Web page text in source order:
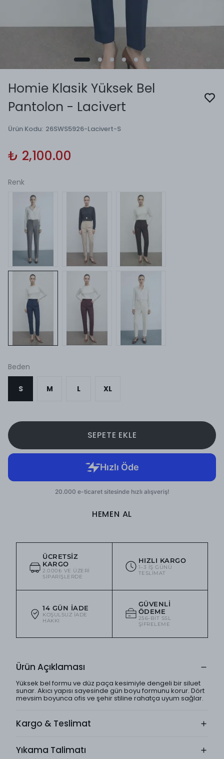
Homie Klasik Yüksek Bel
Pantolon - Lacivert
Ürün Kodu: 26SWS5926-Lacivert-S
₺ 2,100.00
Renk
Beden
S M L XL
SEPETE EKLE
HEMEN AL
ÜCRETSIZ
KARGO
2.000₺ VE ÜZERI
SIPARIŞLERDE
HIZLI KARGO
1–3 IŞ GÜNÜ
TESLIMAT
14 GÜN İADE
KOŞULSUZ IADE
HAKKI
GÜVENLI
ÖDEME
256-BIT SSL
ŞIFRELEME
Ürün Açıklaması
Yüksek bel formu ve düz paça kesimiyle dengeli bir siluet
sunar. Akıcı yapısı sayesinde gün boyu formunu korur. Dört
mevsim boyunca ofis ve şehir stiline rahatça uyum sağlar.
Kargo & Teslimat
Yıkama Talimatı